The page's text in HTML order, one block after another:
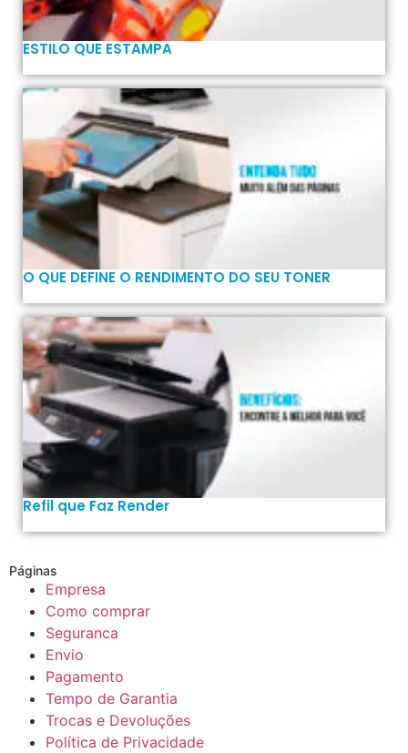
ESTILO QUE ESTAMPA
O QUE DEFINE O RENDIMENTO DO SEU TONER
Refil que Faz Render
Páginas
Empresa
Como comprar
Seguranca
Envio
Pagamento
Tempo de Garantia
Trocas e Devoluções
Política de Privacidade